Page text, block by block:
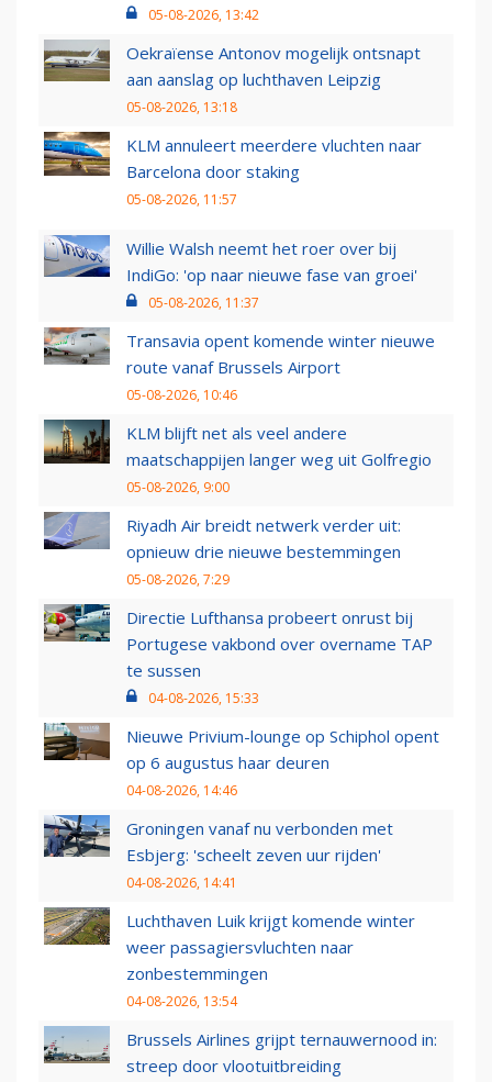
05-08-2026, 13:42
Oekraïense Antonov mogelijk ontsnapt
aan aanslag op luchthaven Leipzig
05-08-2026, 13:18
KLM annuleert meerdere vluchten naar
Barcelona door staking
05-08-2026, 11:57
Willie Walsh neemt het roer over bij
IndiGo: 'op naar nieuwe fase van groei'
05-08-2026, 11:37
Transavia opent komende winter nieuwe
route vanaf Brussels Airport
05-08-2026, 10:46
KLM blijft net als veel andere
maatschappijen langer weg uit Golfregio
05-08-2026, 9:00
Riyadh Air breidt netwerk verder uit:
opnieuw drie nieuwe bestemmingen
05-08-2026, 7:29
Directie Lufthansa probeert onrust bij
Portugese vakbond over overname TAP
te sussen
04-08-2026, 15:33
Nieuwe Privium-lounge op Schiphol opent
op 6 augustus haar deuren
04-08-2026, 14:46
Groningen vanaf nu verbonden met
Esbjerg: 'scheelt zeven uur rijden'
04-08-2026, 14:41
Luchthaven Luik krijgt komende winter
weer passagiersvluchten naar
zonbestemmingen
04-08-2026, 13:54
Brussels Airlines grijpt ternauwernood in:
streep door vlootuitbreiding